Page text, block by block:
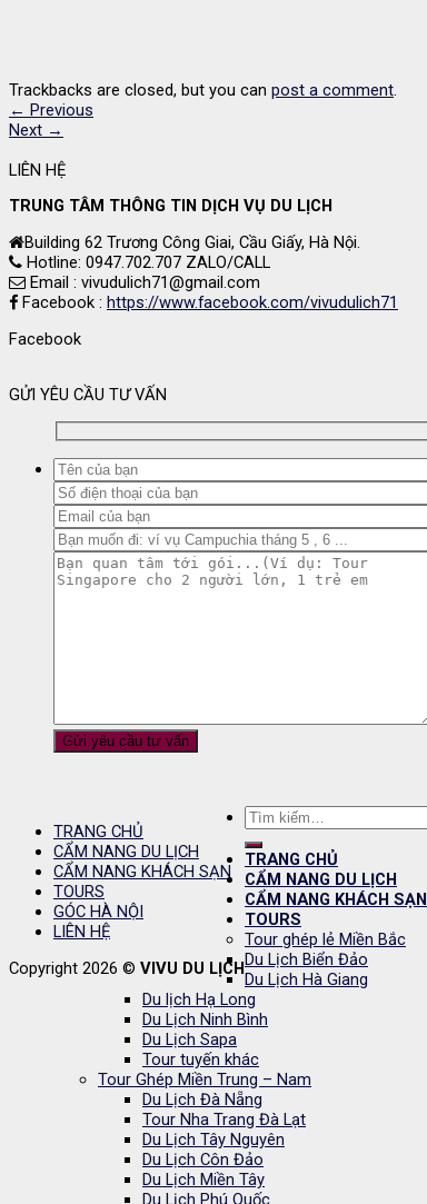
Trackbacks are closed, but you can post a comment
← Previous
Next →
LIÊN HỆ
TRUNG TÂM THÔNG TIN DỊCH VỤ DU LỊCH
Building 62 Trương Công Giai, Cầu Giấy, Hà Nội.
Hotline: 0947.702.707 ZALO/CALL
Email : vivudulich71@gmail.com
Facebook : https://www.facebook.com/vivudulich71
Facebook
GỬI YÊU CẦU TƯ VẤN
TRANG CHỦ
CẨM NANG DU LỊCH
CẨM NANG KHÁCH SẠN
TOURS
GÓC HÀ NỘI
LIÊN HỆ
Copyright 2026 © VIVU DU LỊCH
Tìm
kiếm:
TRANG CHỦ
CẨM NANG DU LỊCH
CẨM NANG KHÁCH SẠN
TOURS
Tour ghép lẻ Miền Bắc
Du Lịch Biển Đảo
Du Lịch Hà Giang
Du lịch Hạ Long
Du Lịch Ninh Bình
Du Lịch Sapa
Tour tuyến khác
Tour Ghép Miền Trung – Nam
Du Lịch Đà Nẵng
Tour Nha Trang Đà Lạt
Du Lịch Tây Nguyên
Du Lịch Côn Đảo
Du Lịch Miền Tây
Du Lịch Phú Quốc